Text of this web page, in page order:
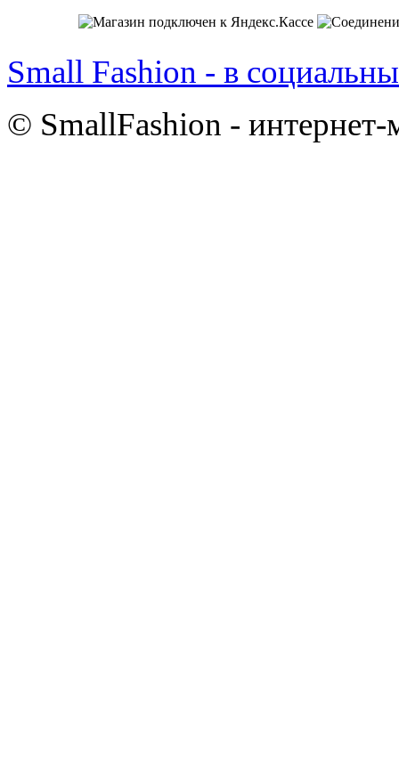
Small Fashion - в
© SmallFashion -